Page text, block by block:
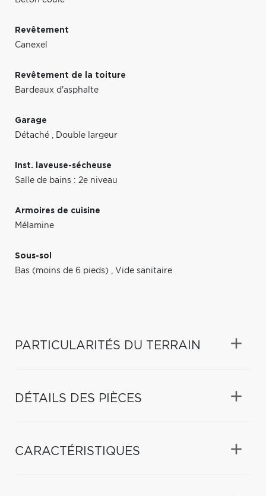
Revêtement
Canexel
Revêtement de la toiture
Bardeaux d'asphalte
Garage
Détaché , Double largeur
Inst. laveuse-sécheuse
Salle de bains : 2e niveau
Armoires de cuisine
Mélamine
Sous-sol
Bas (moins de 6 pieds) , Vide sanitaire
PARTICULARITÉS DU TERRAIN
DÉTAILS DES PIÈCES
CARACTÉRISTIQUES